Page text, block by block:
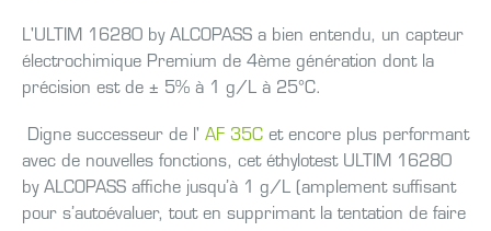
L'ULTIM 16280 by ALCOPASS a bien entendu, un capteur
électrochimique Premium de 4ème génération dont la
précision est de ± 5% à 1 g/L à 25°C.
Digne successeur de l' AF 35C et encore plus performant
avec de nouvelles fonctions, cet éthylotest ULTIM 16280
by ALCOPASS affiche jusqu’à 1 g/L (amplement suffisant
pour s’autoévaluer, tout en supprimant la tentation de faire